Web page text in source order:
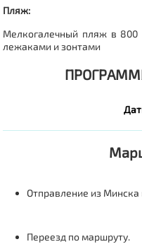
Пляж:
Мелкогалечный пляж в 800
лежаками и зонтами
Отправление из Минска
Переезд по маршруту.